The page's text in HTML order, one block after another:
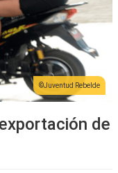
Juventud Rebelde
de